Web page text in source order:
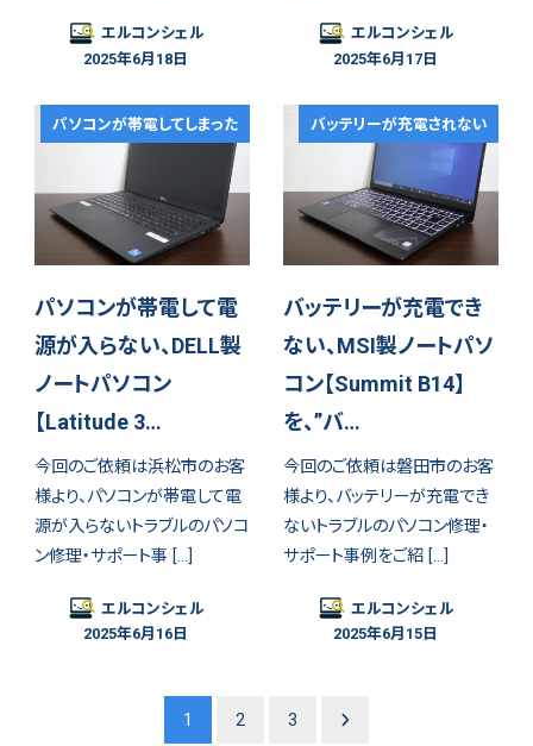
エルコンシェル
2025年6月18日
エルコンシェル
2025年6月17日
パソコンが帯電してしまった
パソコンが帯電して電
源が入らない、DELL製
ノートパソコン
【Latitude 3…
今回のご依頼は浜松市のお客
様より、パソコンが帯電して電
源が入らないトラブルのパソコ
ン修理・サポート事 […]
エルコンシェル
2025年6月16日
バッテリーが充電されない
バッテリーが充電でき
ない、MSI製ノートパソ
コン【Summit B14】
を、”バ…
今回のご依頼は磐田市のお客
様より、バッテリーが充電でき
ないトラブルのパソコン修理・
サポート事例をご紹 […]
エルコンシェル
2025年6月15日
1 2 3